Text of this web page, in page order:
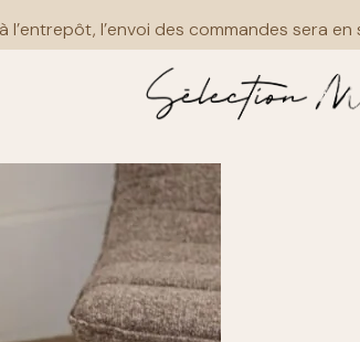
l’entrepôt, l’envoi des commandes sera